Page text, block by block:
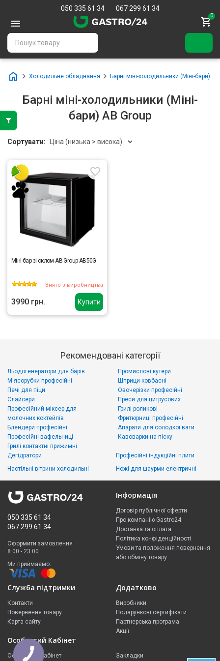
050 335 61 34 067 299 61 34
0
Холодильне обладнання Барні міні-холодильники (Міні-бари)
Барні міні-холодильники (Міні-
бари) AB Group
Сортувати:
Купити
Міні-бар зі склом AB Group AB50G
Знято з виробництва
3990 грн.
Рекомендовані категорії
Льодогенератори для барів
М'ясорубки професійні
Печі для піци
Слайсери
Промислові кутери
Шприци ковбасні
Овочерізки професійні
Преси для цитрусових
Професійний міксер для
молочних коктейлів
Блендери професійні
Професійні вафельниці
Грилі контактні прижимні
Грилі роликові
Фритюрниці професійні
Апарати для солодкої вати
Кавоварки на піску
Дегідратори
Настільні вітрини холодильні
Професійні індукційні плити
Ножі для шаурми електричні
050 335 61 34
067 299 61 34
Оформити замовлення
8:00 - 23:00
Ми приймаємо:
Інформація
Договір публічної оферти
Про компанію Gastro24
Доставка та оплата
Політика конфіденційності
Умови та положення повернення
або обміну товару
Служба підтримки
Контакти
Повернення товару
Карта сайту
Додатково
Виробники
Подарункові сертифікати
Партнерська програма
Акції
Особистий Кабінет
Особистий Кабінет Закладки